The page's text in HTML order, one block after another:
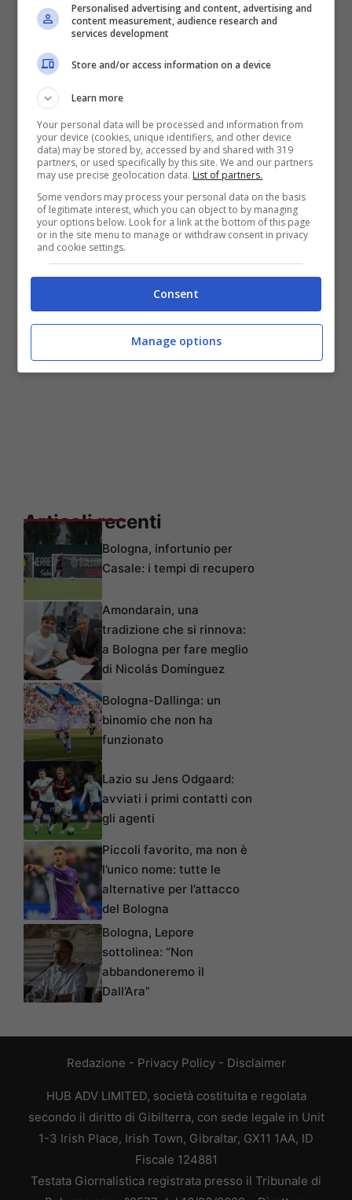
Sul gol l’ho detto che stavamo marcando
male”
Articoli recenti
Bologna, infortunio per
Casale: i tempi di recupero
Amondarain, una
tradizione che si rinnova:
a Bologna per fare meglio
di Nicolás Domínguez
Bologna-Dallinga: un
binomio che non ha
funzionato
Lazio su Jens Odgaard:
avviati i primi contatti con
gli agenti
Piccoli favorito, ma non è
l’unico nome: tutte le
alternative per l’attacco
del Bologna
Bologna, Lepore
sottolinea: “Non
abbandoneremo il
Dall’Ara”
Redazione - Privacy Policy- Disclaimer
HUB ADV LIMITED, società costituita e regolata
secondo il diritto di Gibilterra, con sede legale in Unit
1-3 Irish Place, Irish Town, Gibraltar, GX11 1AA, ID
Fiscale 124881
Testata Giornalistica registrata presso il Tribunale di
Personalised advertising and content, advertising and
content measurement, audience research and
services development
Store and/or access information on a device
Learn more
Your personal data will be processed and information from
your device (cookies, unique identifiers, and other device
data) may be stored by, accessed by and shared with 319
partners, or used specifically by this site. We and our partners
may use precise geolocation data. List of partners.
Some vendors may process your personal data on the basis
of legitimate interest, which you can object to by managing
your options below. Look for a link at the bottom of this page
or in the site menu to manage or withdraw consent in privacy
and cookie settings.
Consent
Manage options